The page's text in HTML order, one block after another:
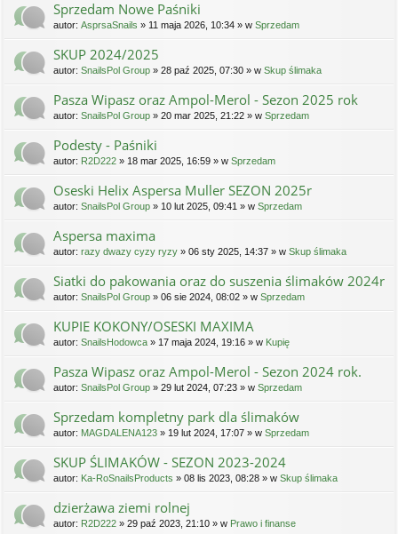
Sprzedam Nowe Paśniki
autor: AsprsaSnails » 11 maja 2026, 10:34 » w Sprzedam
SKUP 2024/2025
autor: SnailsPol Group » 28 paź 2025, 07:30 » w Skup ślimaka
Pasza Wipasz oraz Ampol-Merol - Sezon 2025 rok
autor: SnailsPol Group » 20 mar 2025, 21:22 » w Sprzedam
Podesty - Paśniki
autor: R2D222 » 18 mar 2025, 16:59 » w Sprzedam
Oseski Helix Aspersa Muller SEZON 2025r
autor: SnailsPol Group » 10 lut 2025, 09:41 » w Sprzedam
Aspersa maxima
autor: razy dwazy cyzy ryzy » 06 sty 2025, 14:37 » w Skup ślimaka
Siatki do pakowania oraz do suszenia ślimaków 2024r
autor: SnailsPol Group » 06 sie 2024, 08:02 » w Sprzedam
KUPIE KOKONY/OSESKI MAXIMA
autor: SnailsHodowca » 17 maja 2024, 19:16 » w Kupię
Pasza Wipasz oraz Ampol-Merol - Sezon 2024 rok.
autor: SnailsPol Group » 29 lut 2024, 07:23 » w Sprzedam
Sprzedam kompletny park dla ślimaków
autor: MAGDALENA123 » 19 lut 2024, 17:07 » w Sprzedam
SKUP ŚLIMAKÓW - SEZON 2023-2024
autor: Ka-RoSnailsProducts » 08 lis 2023, 08:28 » w Skup ślimaka
dzierżawa ziemi rolnej
autor: R2D222 » 29 paź 2023, 21:10 » w Prawo i finanse